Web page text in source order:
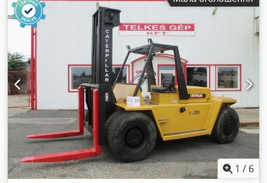
ширина: 3,19 м Транспортна висота: 3,35 м Ширина шасі
(LC): 3,19 м Довжина гусениць по опорній поверхні: 4,0 м
Вказана ціна є нетто, діє для експорту та для підприємств.
Для приватних клієнтів можливий значний дисконт —
запрошуємо телефонуйте безпосередньо, щоб отримати
найкращу ціну :)
1 / 6